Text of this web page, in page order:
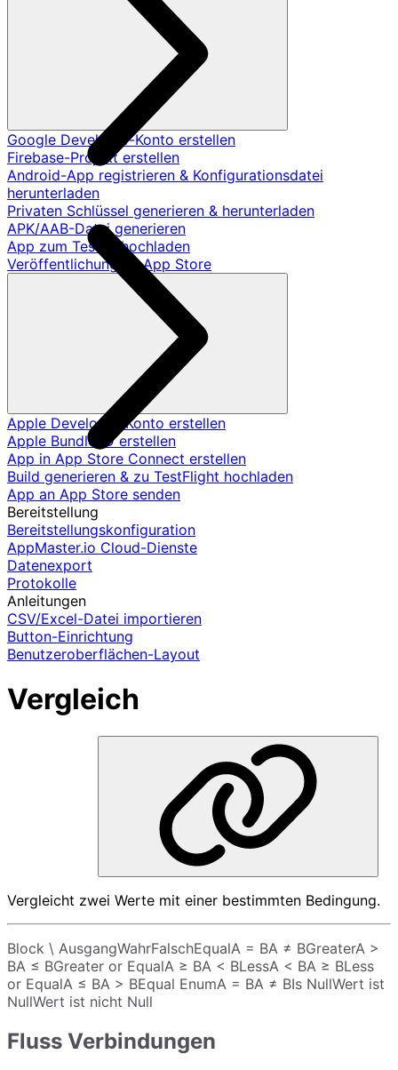
Google Developer-Konto erstellen
Firebase-Projekt erstellen
Android-App registrieren & Konfigurationsdatei
herunterladen
Privaten Schlüssel generieren & herunterladen
APK/AAB-Datei generieren
App zum Testen hochladen
Veröffentlichung im App Store
Apple Developer-Konto erstellen
Apple Bundle ID erstellen
App in App Store Connect erstellen
Build generieren & zu TestFlight hochladen
App an App Store senden
Bereitstellung
Bereitstellungskonfiguration
AppMaster.io Cloud-Dienste
Datenexport
Protokolle
Anleitungen
CSV/Excel-Datei importieren
Button-Einrichtung
Benutzeroberflächen-Layout
Vergleich
Vergleicht zwei Werte mit einer bestimmten Bedingung.
Block \ AusgangWahrFalschEqualA = BA ≠ BGreaterA >
BA ≤ BGreater or EqualA ≥ BA < BLessA < BA ≥ BLess
or EqualA ≤ BA > BEqual EnumA = BA ≠ BIs NullWert ist
NullWert ist nicht Null
Fluss Verbindungen